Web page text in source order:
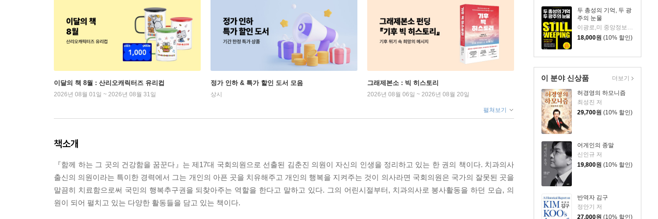
두 총성의 기억, 두 광
주의 눈물
18,000원 (10% 할인)
이 분야 신상품
허경영의 하모니즘
최성진 저
29,700원 (10% 할인)
어게인의 종말
신인규 저
19,800원 (10% 할인)
반역자 김구
정안기 저
27,000원 (10% 할인)
더보기
이달의 책 8월 : 산리오캐릭터즈 유리컵
2026년 08월 01일 ~ 2026년 08월 31일
정가 인하 & 특가 할인 도서 모음
상시
그래제본소 : 빅 히스토리
2026년 08월 06일 ~ 2026년 08월 20일
펼쳐보기
책소개
『함께 하는 그 곳의 건강함을 꿈꾼다』는 제17대 국회의원으로 선출된 김춘진 의원이 자신의 인생을 정리하고 있는 한 권의 책이다. 치과의사
출신의 의원이라는 특이한 경력에서 그는 개인의 아픈 곳을 치유해주고 개인의 행복을 지켜주는 것이 의사라면 국회의원은 국가의 잘못된 곳을
말끔히 치료함으로써 국민의 행복추구권을 되찾아주는 역할을 한다고 말하고 있다. 그의 어린시절부터, 치과의사로 봉사활동을 하던 모습, 의
원이 되어 펼치고 있는 다양한 활동들을 담고 있는 책이다.